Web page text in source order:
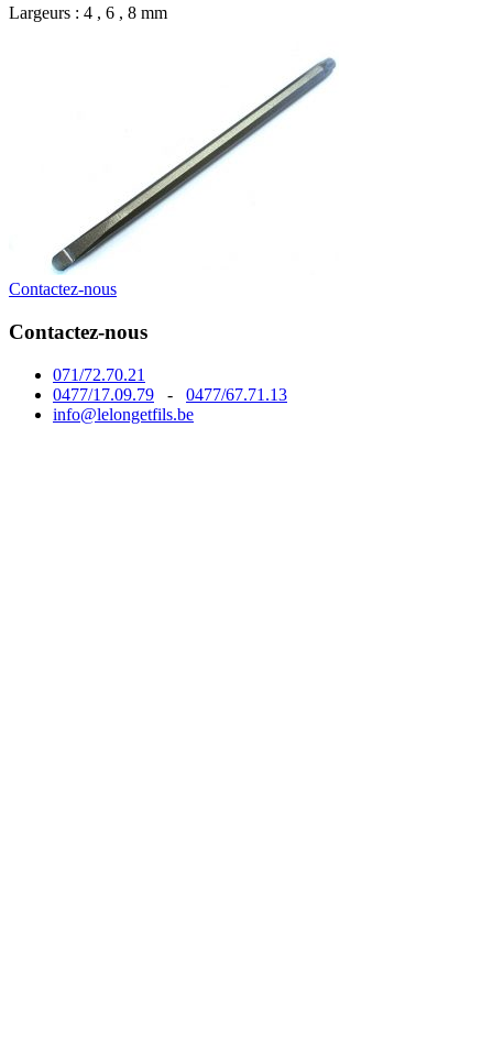
Largeurs : 4 , 6 , 8 mm
Contactez-nous
Contactez-nous
071/72.70.21
0477/17.09.79 - 0477/67.71.13
info@lelongetfils.be